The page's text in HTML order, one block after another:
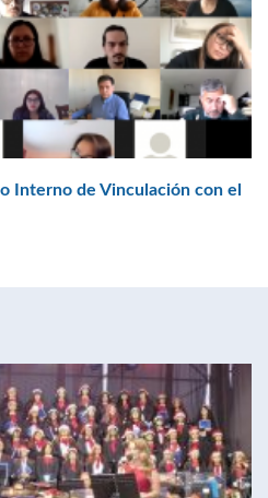
Interno de Vinculación con el